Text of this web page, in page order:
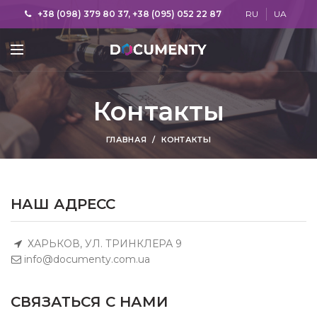
+38 (098) 379 80 37, +38 (095) 052 22 87 RU UA
Контакты
ГЛАВНАЯ КОНТАКТЫ
НАШ АДРЕСС
ХАРЬКОВ, УЛ. ТРИНКЛЕРА 9
info@documenty.com.ua
СВЯЗАТЬСЯ С НАМИ